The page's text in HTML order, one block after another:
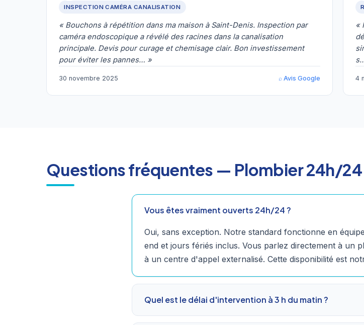
INSPECTION CAMÉRA CANALISATION
« Bouchons à répétition dans ma maison à Saint-Denis. Inspection par
caméra endoscopique a révélé des racines dans la canalisation
principale. Devis pour curage et chemisage clair. Bon investissement
pour éviter les pannes… »
30 novembre 2025 ⌕ Avis Google
«
4
Questions fréquentes — Plombier 24h/
Vous êtes vraiment ouverts 24h/24 ?
Oui, sans exception. Notre standard fonctionne en
end et jours fériés inclus. Vous parlez directement à un
à un centre d'appel externalisé. Cette disponibilité est
Quel est le délai d'intervention à 3 h du matin ?